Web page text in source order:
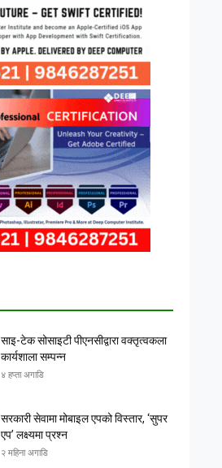
साइ-टेक सोसाइटी पीएनसीद्वारा वक्तृत्वकला
कार्यशाला सम्पन्न
४ हप्ता अगाडि
सरकारी सेवामा मोबाइल एपको विस्तार, ‘सुपर
एप’ लक्ष्यमा प्रश्न
२ महिना अगाडि